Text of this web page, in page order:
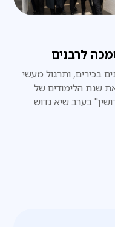
לרבנים
בכירים, ותרגול מעשי
שנת הלימודים של
בערב שיא גדוש